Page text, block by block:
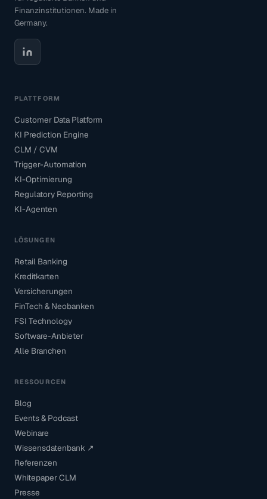
Finanzinstitutionen. Made in
Germany.
PLATTFORM
Customer Data Platform
KI Prediction Engine
CLM / CVM
Trigger-Automation
KI-Optimierung
Regulatory Reporting
KI-Agenten
LÖSUNGEN
Retail Banking
Kreditkarten
Versicherungen
FinTech & Neobanken
FSI Technology
Software-Anbieter
Alle Branchen
RESSOURCEN
Blog
Events & Podcast
Webinare
Wissensdatenbank ↗
Referenzen
Whitepaper CLM
Presse